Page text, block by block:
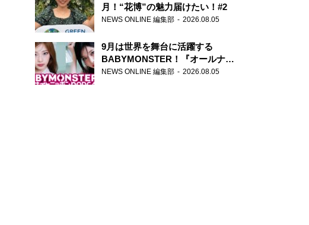
月！“花博”の魅力届けたい！#2
NEWS ONLINE 編集部 2026.08.05
9月は世界を舞台に活躍する
BABYMONSTER！『オールナイ
トニッポンPODCAST』月替わり
NEWS ONLINE 編集部 2026.08.05